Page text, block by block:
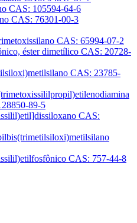
CAS: 105594-64-6
CAS: 76301-00-3
CAS: 65994-07-2
éster dimetílico CAS: 20728-
CAS: 23785-
89-5
CAS:
CAS: 757-44-8